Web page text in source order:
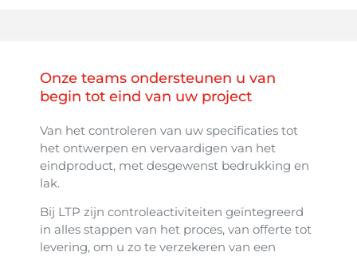
Onze teams ondersteunen u van
begin tot eind van uw project
Van het controleren van uw specificaties tot
het ontwerpen en vervaardigen van het
eindproduct, met desgewenst bedrukking en
lak.
Bij LTP zijn controleactiviteiten geïntegreerd
in alles stappen van het proces, van offerte tot
levering, om u zo te verzekeren van een